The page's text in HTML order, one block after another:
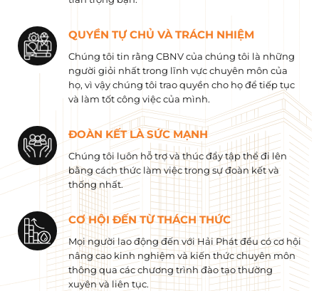
QUYỀN TỰ CHỦ VÀ TRÁCH NHIỆM
Chúng tôi tin rằng CBNV của chúng tôi là những
người giỏi nhất trong lĩnh vực chuyên môn của
họ, vì vậy chúng tôi trao quyền cho họ để tiếp tục
và làm tốt công việc của mình.
ĐOÀN KẾT LÀ SỨC MẠNH
Chúng tôi luôn hỗ trợ và thúc đẩy tập thể đi lên
bằng cách thức làm việc trong sự đoàn kết và
thống nhất.
CƠ HỘI ĐẾN TỪ THÁCH THỨC
Mọi người lao động đến với Hải Phát đều có cơ hội
nâng cao kinh nghiệm và kiến ​​thức chuyên môn
thông qua các chương trình đào tạo thường
xuyên và liên tục.